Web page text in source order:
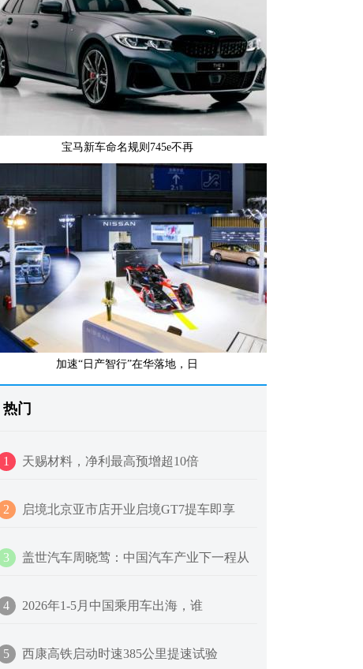
宝马新车命名规则745e不再
加速“日产智行”在华落地，日
热门
1 天赐材料，净利最高预增超10倍
2 启境北京亚市店开业启境GT7提车即享
3 盖世汽车周晓莺：中国汽车产业下一程从
4 2026年1-5月中国乘用车出海，谁
5 西康高铁启动时速385公里提速试验